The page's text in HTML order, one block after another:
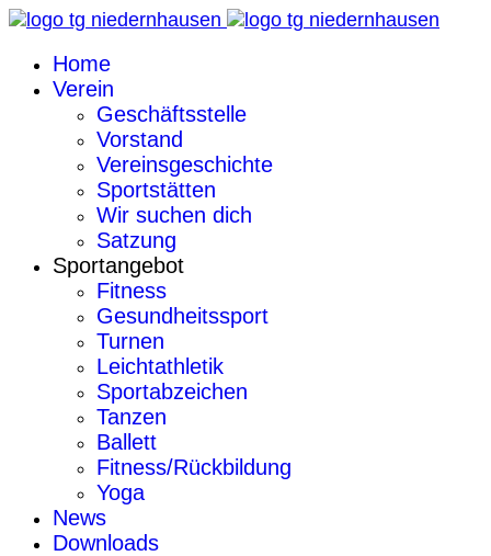
Home
Verein
Geschäftsstelle
Vorstand
Vereinsgeschichte
Sportstätten
Wir suchen dich
Satzung
Sportangebot
Fitness
Gesundheitssport
Turnen
Leichtathletik
Sportabzeichen
Tanzen
Ballett
Fitness/Rückbildung
Yoga
News
Downloads